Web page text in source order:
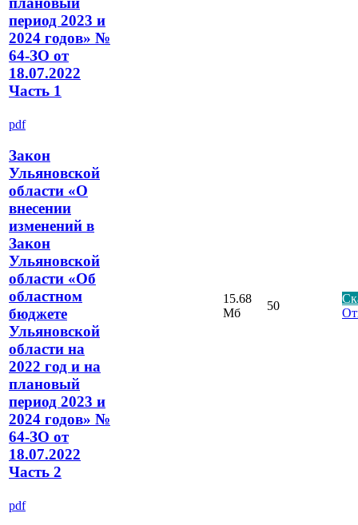
период 2023 и
2024 годов» №
64-ЗО от
18.07.2022
Часть 1
pdf
Закон
Ульяновской
области «О
внесении
изменений в
Закон
Ульяновской
области «Об
областном
бюджете
Ульяновской
области на
2022 год и на
плановый
период 2023 и
2024 годов» №
64-ЗО от
18.07.2022
Часть 2
15.68
Мб
50
pdf